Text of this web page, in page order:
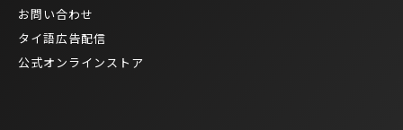
お問い合わせ
タイ語広告配信
公式オンラインストア